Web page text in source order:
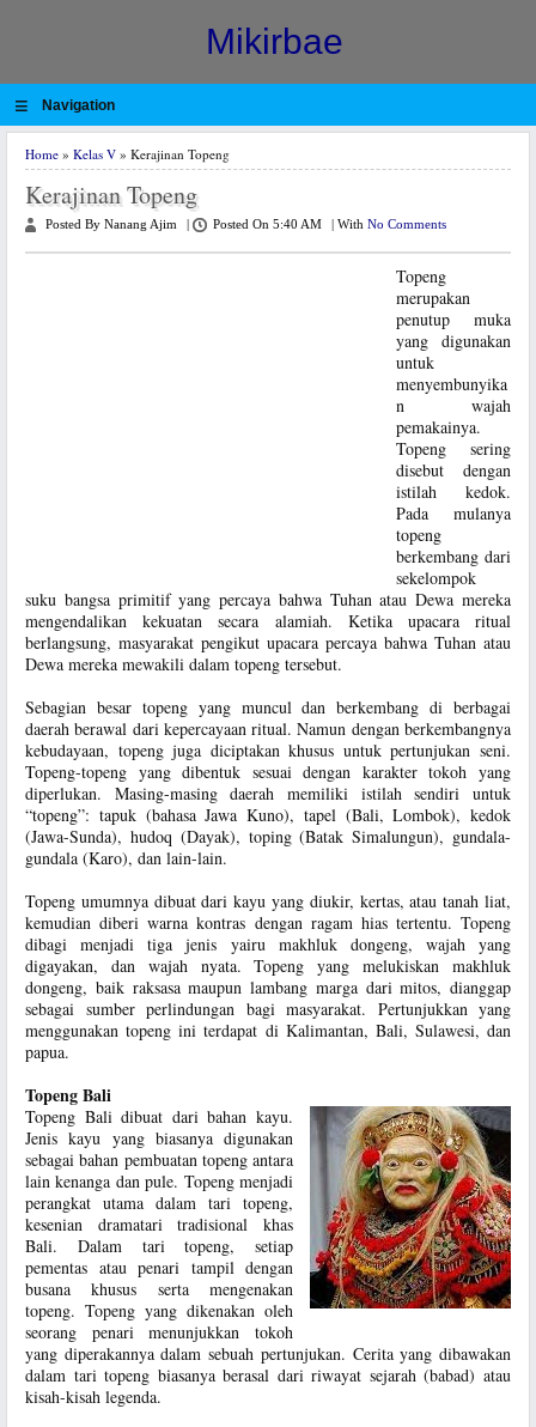
Mikirbae
≡ Navigation
Home » Kelas V » Kerajinan Topeng
Kerajinan Topeng
Posted By Nanang Ajim Posted On 5:40 AM With No Comments
Topeng
merupakan
penutup muka
yang digunakan
untuk
menyembunyika
n wajah
pemakainya.
Topeng sering
disebut dengan
istilah kedok.
Pada mulanya
topeng
berkembang dari
sekelompok
suku bangsa primitif yang percaya bahwa Tuhan atau Dewa mereka
mengendalikan kekuatan secara alamiah. Ketika upacara ritual
berlangsung, masyarakat pengikut upacara percaya bahwa Tuhan atau
Dewa mereka mewakili dalam topeng tersebut.
Sebagian besar topeng yang muncul dan berkembang di berbagai
daerah berawal dari kepercayaan ritual. Namun dengan berkembangnya
kebudayaan, topeng juga diciptakan khusus untuk pertunjukan seni.
Topeng-topeng yang dibentuk sesuai dengan karakter tokoh yang
diperlukan. Masing-masing daerah memiliki istilah sendiri untuk
“topeng”: tapuk (bahasa Jawa Kuno), tapel (Bali, Lombok), kedok
(Jawa-Sunda), hudoq (Dayak), toping (Batak Simalungun), gundala-
gundala (Karo), dan lain-lain.
Topeng umumnya dibuat dari kayu yang diukir, kertas, atau tanah liat,
kemudian diberi warna kontras dengan ragam hias tertentu. Topeng
dibagi menjadi tiga jenis yairu makhluk dongeng, wajah yang
digayakan, dan wajah nyata. Topeng yang melukiskan makhluk
dongeng, baik raksasa maupun lambang marga dari mitos, dianggap
sebagai sumber perlindungan bagi masyarakat. Pertunjukkan yang
menggunakan topeng ini terdapat di Kalimantan, Bali, Sulawesi, dan
papua.
Topeng Bali
Topeng Bali dibuat dari bahan kayu.
Jenis kayu yang biasanya digunakan
sebagai bahan pembuatan topeng antara
lain kenanga dan pule. Topeng menjadi
perangkat utama dalam tari topeng,
kesenian dramatari tradisional khas
Bali. Dalam tari topeng, setiap
pementas atau penari tampil dengan
busana khusus serta mengenakan
topeng. Topeng yang dikenakan oleh
seorang penari menunjukkan tokoh
yang diperakannya dalam sebuah pertunjukan. Cerita yang dibawakan
dalam tari topeng biasanya berasal dari riwayat sejarah (babad) atau
kisah-kisah legenda.